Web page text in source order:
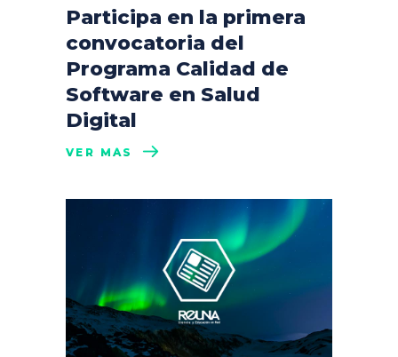
Participa en la primera
convocatoria del
Programa Calidad de
Software en Salud
Digital
VER MÁS